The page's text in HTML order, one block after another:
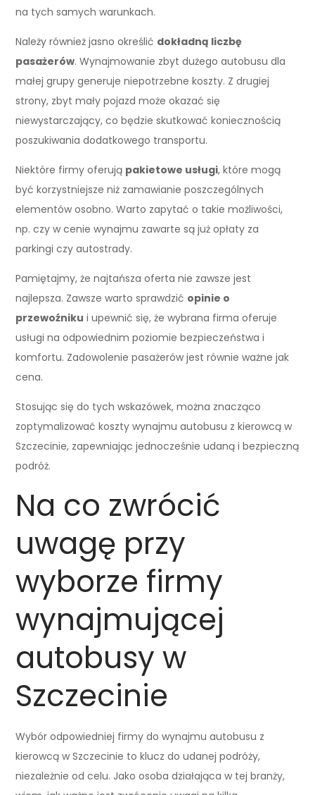
na tych samych warunkach.
Należy również jasno określić dokładną liczbę
pasażerów. Wynajmowanie zbyt dużego autobusu dla
małej grupy generuje niepotrzebne koszty. Z drugiej
strony, zbyt mały pojazd może okazać się
niewystarczający, co będzie skutkować koniecznością
poszukiwania dodatkowego transportu.
Niektóre firmy oferują pakietowe usługi, które mogą
być korzystniejsze niż zamawianie poszczególnych
elementów osobno. Warto zapytać o takie możliwości,
np. czy w cenie wynajmu zawarte są już opłaty za
parkingi czy autostrady.
Pamiętajmy, że najtańsza oferta nie zawsze jest
najlepsza. Zawsze warto sprawdzić opinie o
przewoźniku i upewnić się, że wybrana firma oferuje
usługi na odpowiednim poziomie bezpieczeństwa i
komfortu. Zadowolenie pasażerów jest równie ważne jak
cena.
Stosując się do tych wskazówek, można znacząco
zoptymalizować koszty wynajmu autobusu z kierowcą w
Szczecinie, zapewniając jednocześnie udaną i bezpieczną
podróż.
Na co zwrócić
uwagę przy
wyborze firmy
wynajmującej
autobusy w
Szczecinie
Wybór odpowiedniej firmy do wynajmu autobusu z
kierowcą w Szczecinie to klucz do udanej podróży,
niezależnie od celu. Jako osoba działająca w tej branży,